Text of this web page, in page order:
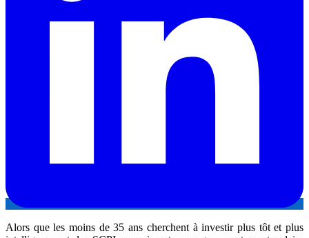
Alors que les moins de 35 ans cherchent à investir plus tôt et plus